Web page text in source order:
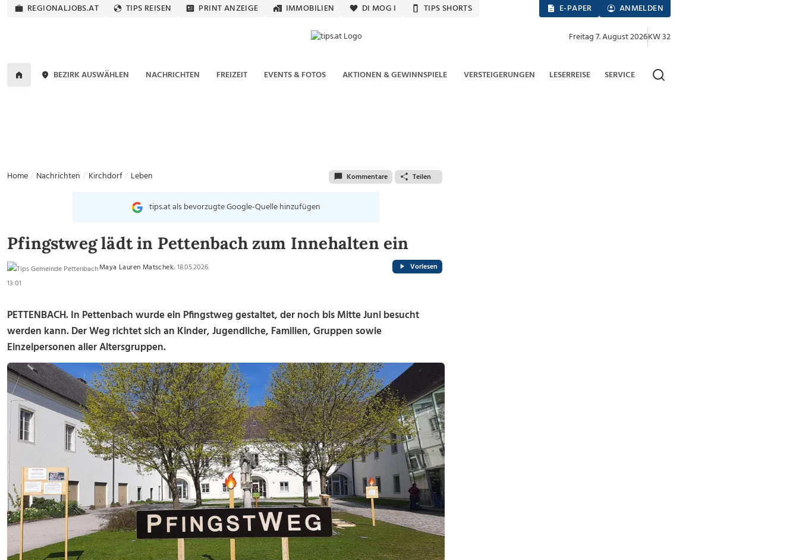
REGIONALJOBS.AT TIPS REISEN PRINT ANZEIGE IMMOBILIEN DI MOG I TIPS SHORTS E-PAPER ANMELDEN
Freitag 7. August 2026KW 32
BEZIRK AUSWÄHLEN NACHRICHTEN FREIZEIT EVENTS & FOTOS AKTIONEN & GEWINNSPIELE VERSTEIGERUNGEN LESERREISE SERVICE
Home Nachrichten Kirchdorf Leben Kommentare Teilen
tips.at als bevorzugte Google-Quelle hinzufügen
Pfingstweg lädt in Pettenbach zum Innehalten ein
Maya Lauren Matschek, 18.05.2026
13:01
Vorlesen
PETTENBACH. In Pettenbachwurde ein Pfingstweg gestaltet, der noch bis Mitte Juni besucht
werden kann. Der Weg richtet sich an Kinder, Jugendliche, Familien, Gruppen sowie
Einzelpersonen aller Altersgruppen.